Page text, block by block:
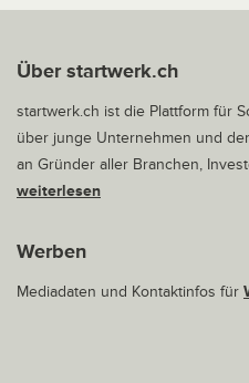
Über startwerk.ch
startwerk.ch ist die Plattform für
über junge Unternehmen und
an Gründer aller Branchen,
weiterlesen
Werben
Mediadaten und Kontaktinfos für